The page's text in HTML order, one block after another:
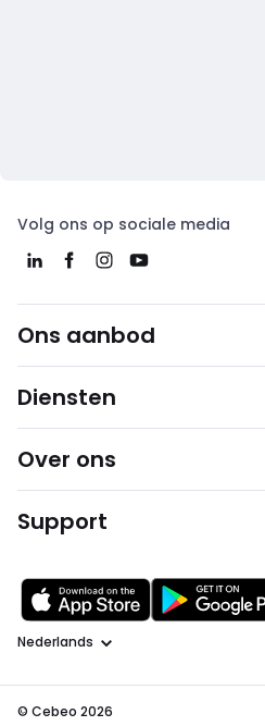
Volg ons op sociale media
Ons aanbod
Diensten
Over ons
Support
Taal
© Cebeo 2026